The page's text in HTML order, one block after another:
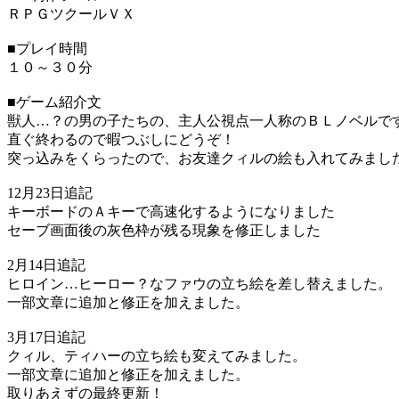
ＲＰＧツクールＶＸ
■プレイ時間
１０～３０分
■ゲーム紹介文
獣人…？の男の子たちの、主人公視点一人称のＢＬノベルで
直ぐ終わるので暇つぶしにどうぞ！
突っ込みをくらったので、お友達クィルの絵も入れてみまし
12月23日追記
キーボードのＡキーで高速化するようになりました
セーブ画面後の灰色枠が残る現象を修正しました
2月14日追記
ヒロイン…ヒーロー？なファウの立ち絵を差し替えました。
一部文章に追加と修正を加えました。
3月17日追記
クィル、ティハーの立ち絵も変えてみました。
一部文章に追加と修正を加えました。
取りあえずの最終更新！